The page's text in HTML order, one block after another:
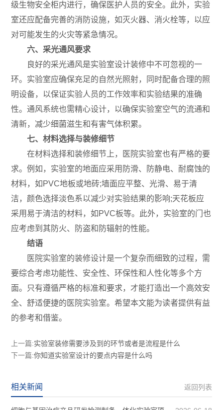
级生物安全柜内进行，确保医护人员的安全。此外，实验
室还应配备完善的消防设施，如灭火器、消火栓等，以应
对可能发生的火灾等紧急情况。
六、采光通风要求
良好的采光通风是实验室设计装修中不可忽视的一
环。实验室应确保充足的自然光照射，同时配备合理的照
明设备，以保证实验人员的工作效率和实验结果的准确
性。通风系统也需精心设计，以确保实验室空气的流通和
清新，减少细菌滋生和有害气体积累。
七、材料选择与装修细节
在材料选择和装修细节上，医院实验室也有严格的要
求。例如，实验室的地面应采用防滑、防静电、耐腐蚀的
材料，如PVC地板或地砖;墙面应平整、光滑、易于清
洁，颜色选择淡色系以减少对实验结果的影响;天花板应
采用易于清洁的材料，如PVC板等。此外，实验室的门也
应考虑到其防火、防盗和防辐射的性能。
结语
医院实验室的装修设计是一个复杂而细致的过程，需
要综合考虑功能性、安全性、环保性和人性化等多个方
面。只有遵循严格的标准和要求，才能打造出一个高效安
全、舒适便捷的医院实验室。希望本文能为读者提供有益
的参考和借鉴。
上一篇:实验室装修需要涉及到的环节或者是流程是什么
下一篇:你知道实验室设计的要点内容是什么吗
返回列表
相关新闻